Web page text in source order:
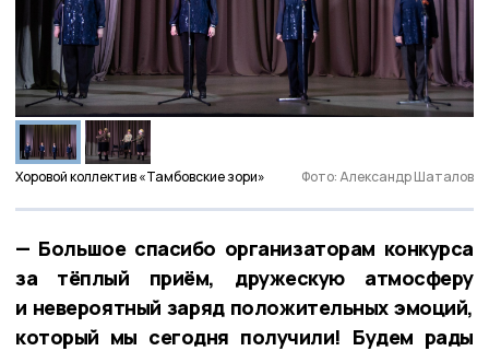
Хоровой коллектив «Тамбовские зори» Фото: Александр Шаталов
— Большое спасибо организаторам конкурса
за тёплый приём, дружескую атмосферу
и невероятный заряд положительных эмоций,
который мы сегодня получили! Будем рады